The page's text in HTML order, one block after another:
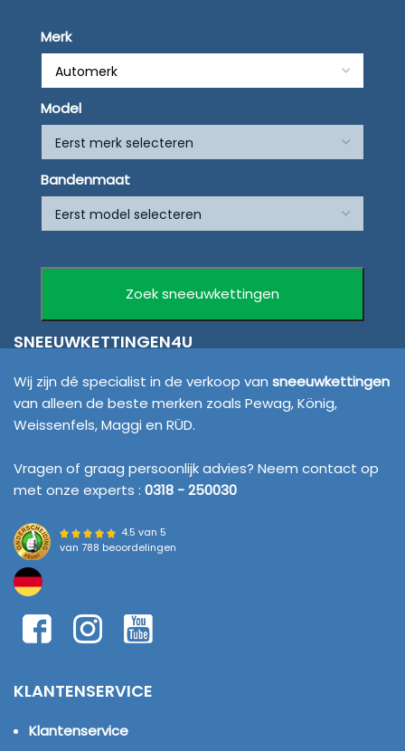
Merk
Model
Bandenmaat
SNEEUWKETTINGEN4U
Wij zijn dé specialist in de verkoop van sneeuwkettingen
van alleen de beste merken zoals Pewag, König,
Weissenfels, Maggi en RÜD.
Vragen of graag persoonlijk advies? Neem contact op
met onze experts : 0318 - 250030
4.5 van 5
van 788 beoordelingen
KLANTENSERVICE
Klantenservice